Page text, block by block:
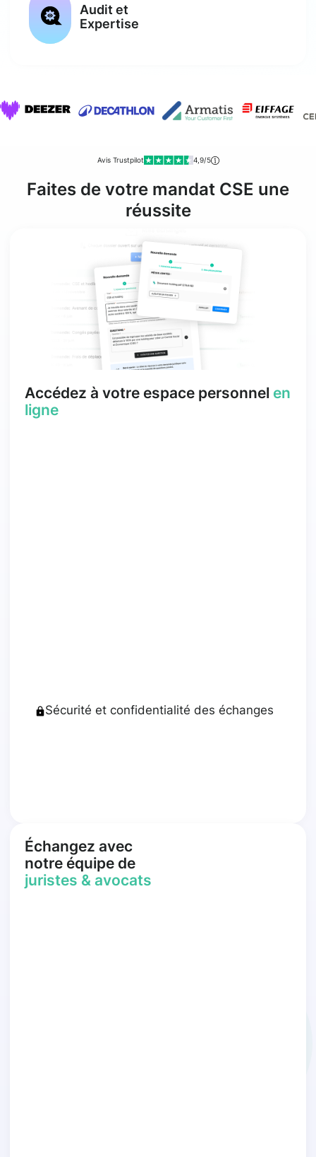
Audit et
Expertise
Avis Trustpilot 4,9/5
Faites de votre mandat CSE une
réussite
Accédez à votre espace personnel en
ligne
Sécurité et confidentialité des échanges
Échangez avec
notre équipe de
juristes & avocats